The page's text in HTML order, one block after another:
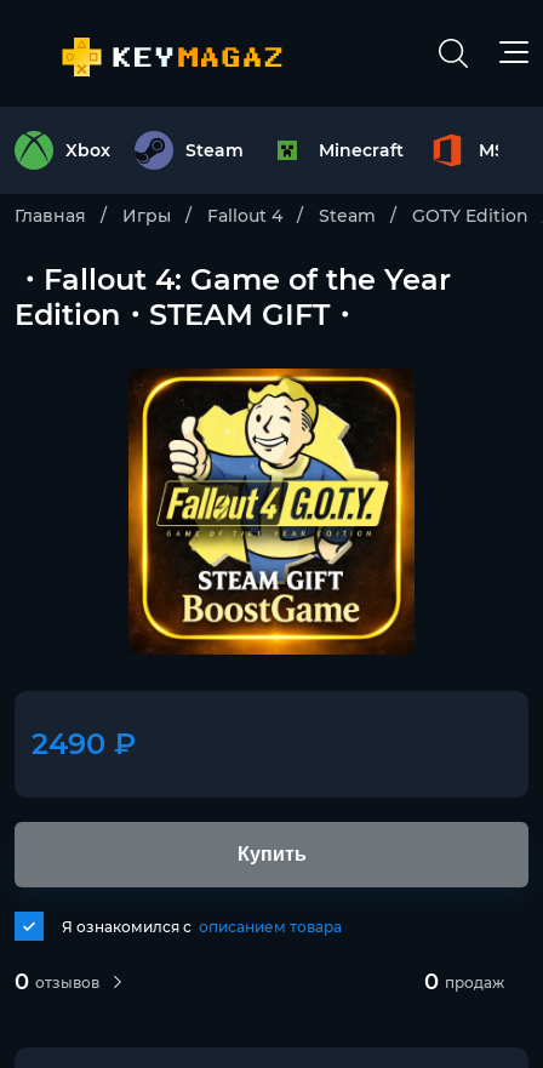
Xbox Steam Minecraft MS
Главная Игры Fallout 4 Steam GOTY Edition
・Fallout 4: Game of the Year
Edition・STEAM GIFT・
2490 ₽
0 отзывов 0 продаж
Я ознакомился с описанием товара
Купить